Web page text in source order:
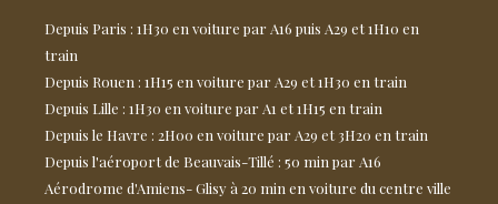
Depuis Paris : 1H30 en voiture par A16 puis A29 et 1H10 en
train
Depuis Rouen : 1H15 en voiture par A29 et 1H30 en train
Depuis Lille : 1H30 en voiture par A1 et 1H15 en train
Depuis le Havre : 2H00 en voiture par A29 et 3H20 en train
Depuis l'aéroport de Beauvais-Tillé : 50 min par A16
Aérodrome d'Amiens- Glisy à 20 min en voiture du centre ville